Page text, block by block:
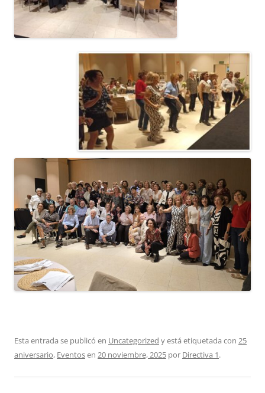
Esta entrada se publicó en Uncategorized y está etiquetada con 25
aniversario, Eventosen 20 noviembre, 2025 por Directiva 1.